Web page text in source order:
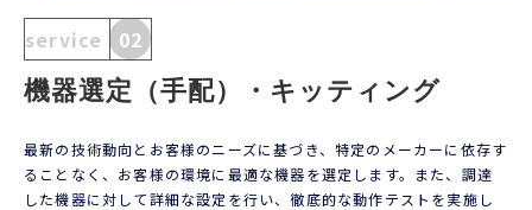
service 02
機器選定（手配）・キッティング
最新の技術動向とお客様のニーズに基づき、特定のメーカーに依存す
ることなく、お客様の環境に最適な機器を選定します。また、調達
した機器に対して詳細な設定を行い、徹底的な動作テストを実施し